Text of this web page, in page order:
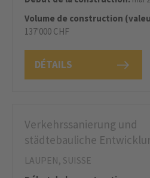
DÉTAILS
Volume de construction
137'000 CHF
Verkehrssanierung und
städtebauliche
LAUPEN, SUISSE